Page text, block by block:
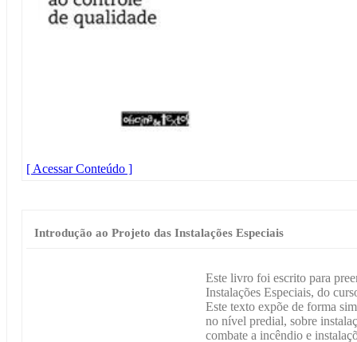
[ Acessar Conteúdo ]
Introdução ao Projeto das Instalações Especiais
Este livro foi escrito para
Instalações Especiais, do
Este texto expõe de forma
no nível predial, sobre
combate a incêndio e